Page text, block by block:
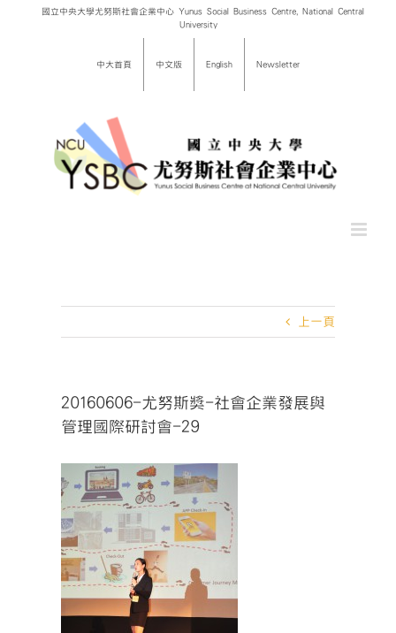
國立中央大學尤努斯社會企業中心 Yunus Social Business Centre, National Central
University
中大首頁 中文版 English Newsletter
上一頁
20160606-尤努斯獎-社會企業發展與
管理國際研討會-29